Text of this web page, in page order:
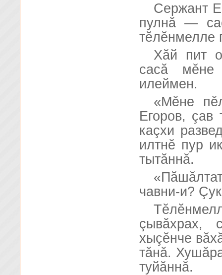
Сержант
пулнă —
тĕлĕнмелле
Хăй пит
сасă мĕне
илеймен.
«Мĕне
Егоров, çав
каçхи
илтнĕ пур
тытăннă.
чавни-и?
çывăхрах,
хыçĕнче
тăнă.
туйăннă.